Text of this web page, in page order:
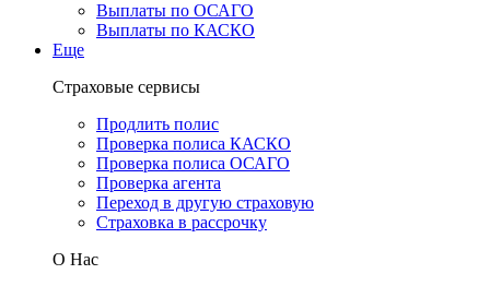
Выплаты по ОСАГО
Выплаты по КАСКО
Еще
Страховые сервисы
Продлить полис
Проверка полиса КАСКО
Проверка полиса ОСАГО
Проверка агента
Переход в другую страховую
Страховка в рассрочку
О Нас